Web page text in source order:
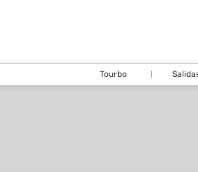
Tourbo